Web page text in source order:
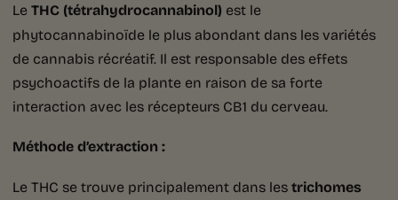
Le THC (tétrahydrocannabinol) est le
phytocannabinoïde le plus abondant dans les variétés
de cannabis récréatif. Il est responsable des effets
psychoactifs de la plante en raison de sa forte
interaction avec les récepteurs CB1 du cerveau.
Méthode d’extraction :
Le THC se trouve principalement dans lestrichomes